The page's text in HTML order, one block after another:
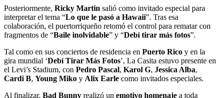
Posteriormente, Ricky Martin salió como invitado especial para
interpretar el tema “Lo que le pasó a Hawaii”. Tras esa
colaboración, el puertorriqueño retomó el control para rematar con
fragmentos de “Baile inolvidable” y “Debí tirar más fotos”.
Tal como en sus conciertos de residencia en Puerto Rico y en la
gira mundial ‘Debí Tirar Más Fotos’, La Casita estuvo presente en
el Levi’s Stadium, con Pedro Pascal, Karol G, Jessica Alba,
Cardi B, Young Miko y Alix Earle como invitados especiales.
Al finalizar, Bad Bunny realizó un emotivo homenaje a toda